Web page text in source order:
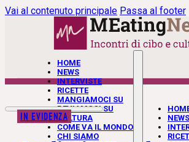
Vai al contenuto principale Passa al footer
HOME
NEWS
INTERVISTE
RICETTE
MANGIAMOCI SU
BEVIAMOCI SU
CULTURA
COME VA IL MONDO
CHI SIAMO
NEWS
IN EVIDENZA